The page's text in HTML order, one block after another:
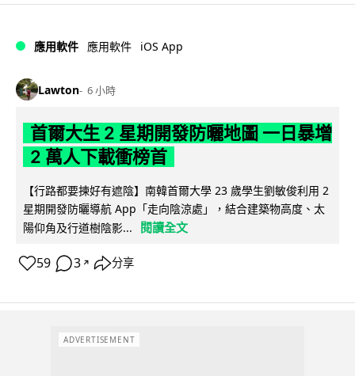
應用軟件 應用軟件 iOS App
Lawton 6 小時
首爾大生 2 星期開發防曬地圖 一日暴增
2 萬人下載衝榜首
【行路都要揀好有遮陰】南韓首爾大學 23 歲學生劉敏俊利用 2
星期開發防曬導航 App「走向陰涼處」，結合建築物高度、太
陽仰角及行道樹陰影...
閱讀全文
59 3 ↗ 分享
ADVERTISEMENT